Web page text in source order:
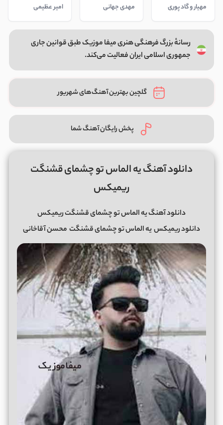
مهیار و گاد پوری مهدی جهانی امیر عظیمی
رسانهٔ بزرگ فرهنگی هنری میفا موزیک طبق قوانین جاری
جمهوری اسلامی ایران فعالیت می‌کند.
گلچین بهترین آهنگ‌های شهریور
پخش رایگان آهنگ شما
دانلود آهنگ یه الماس تو چشمای قشنگت
ریمیکس
دانلود آهنگ یه الماس تو چشمای قشنگت ریمیکس
دانلود ریمیکسیه الماس تو چشمای قشنگت محسن آقاخانی